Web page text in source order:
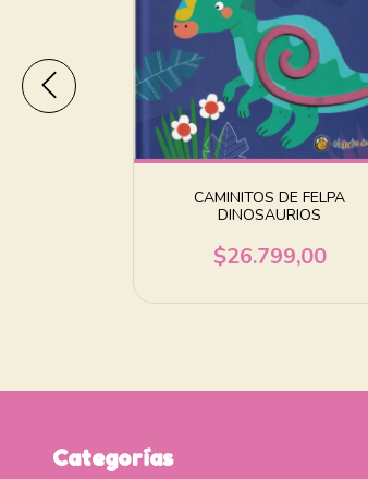
CAMINITOS DE FELPA
DINOSAURIOS
$26.799,00
Categorías